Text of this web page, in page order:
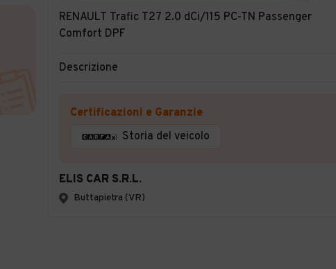
RENAULT Trafic T27 2.0 dCi/115 PC-TN Passenger
Comfort DPF
Descrizione
Certificazioni e Garanzie
Storia del veicolo
ELIS CAR S.R.L.
Buttapietra (VR)